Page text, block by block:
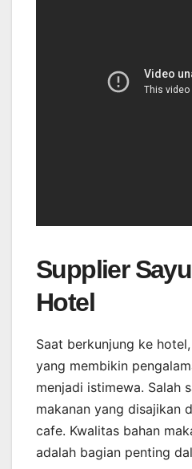
Supplier
Hotel
Saat berkunjung ke
yang membikin
menjadi istimewa. Salah
makanan yang disajikan
cafe. Kwalitas bahan
adalah bagian penting